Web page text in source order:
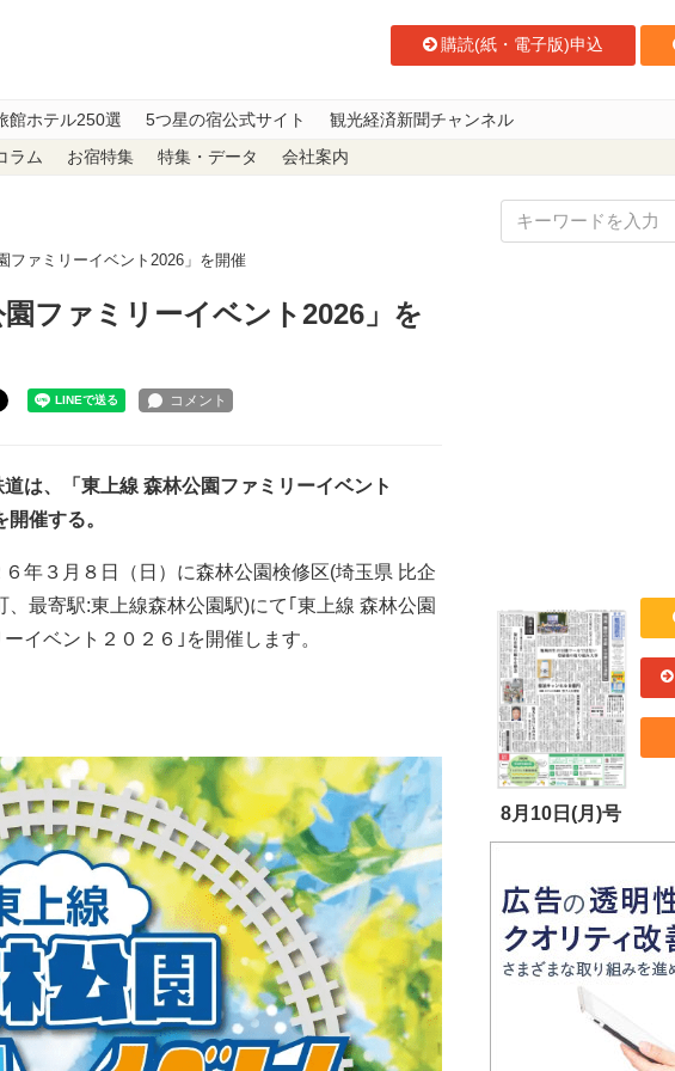
購読(紙・電子版)申込
館ホテル250選 5つ星の宿公式サイト 観光経済新聞チャンネル
ラム お宿特集 特集・データ 会社案内
ファミリーイベント2026」を開催
ファミリーイベント2026」を
は、「東上線 森林公園ファミリーイベント
催する。
年３月８日（日）に森林公園検修区(埼玉県 比企
、最寄駅:東上線森林公園駅)にて｢東上線 森林公園
イベント２０２６｣を開催します。
8月10日(月)号